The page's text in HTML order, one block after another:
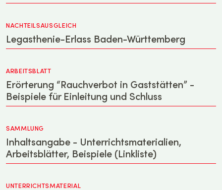
NACHTEILSAUSGLEICH
Legasthenie-Erlass Baden-Württemberg
ARBEITSBLATT
Erörterung “Rauchverbot in Gaststätten” -
Beispiele für Einleitung und Schluss
SAMMLUNG
Inhaltsangabe - Unterrichtsmaterialien,
Arbeitsblätter, Beispiele (Linkliste)
UNTERRICHTSMATERIAL